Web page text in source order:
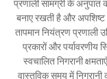
प्रणाली सामग्री के अनुपात
बनाए रखती है और
तापमान नियंत्रण प्रणाली
प्रकारों और
स्वचालित निगरानी
वास्तविक समय में निगरानी